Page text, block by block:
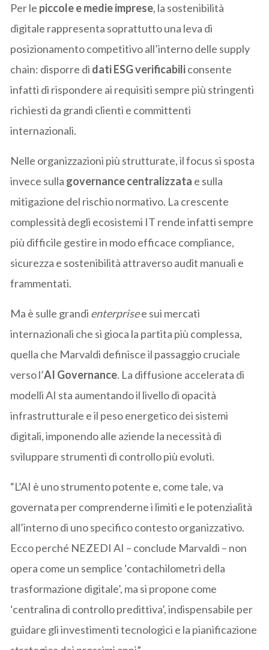
Per le piccole e medie imprese, la sostenibilità
digitale rappresenta soprattutto una leva di
posizionamento competitivo all’interno delle supply
chain: disporre di dati ESG verificabiliconsente
infatti di rispondere ai requisiti sempre più stringenti
richiesti da grandi clienti e committenti
internazionali.
Nelle organizzazioni più strutturate, il focus si sposta
invece sulla governance centralizzata e sulla
mitigazione del rischio normativo. La crescente
complessità degli ecosistemi IT rende infatti sempre
più difficile gestire in modo efficace compliance,
sicurezza e sostenibilità attraverso audit manuali e
frammentati.
Ma è sulle grandi enterprisee sui mercati
internazionali che si gioca la partita più complessa,
quella che Marvaldi definisce il passaggio cruciale
verso l’AI Governance. La diffusione accelerata di
modelli AI sta aumentando il livello di opacità
infrastrutturale e il peso energetico dei sistemi
digitali, imponendo alle aziende la necessità di
sviluppare strumenti di controllo più evoluti.
“L’AI è uno strumento potente e, come tale, va
governata per comprenderne i limiti e le potenzialità
all’interno di uno specifico contesto organizzativo.
Ecco perché NEZEDI AI – conclude Marvaldi – non
opera come un semplice ‘contachilometri della
trasformazione digitale’, ma si propone come
‘centralina di controllo predittiva’, indispensabile per
guidare gli investimenti tecnologici e la pianificazione